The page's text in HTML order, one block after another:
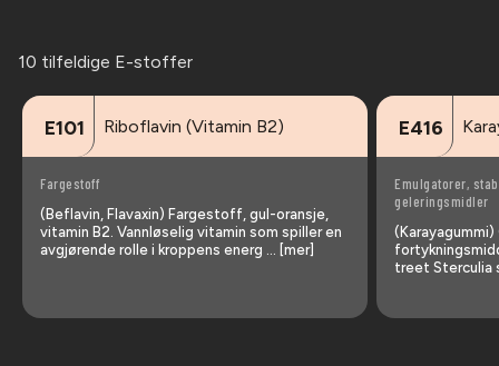
10 tilfeldige E-stoffer
E101 Riboflavin (Vitamin B2)
Fargestoff
(Beflavin, Flavaxin) Fargestoff, gul-oransje,
vitamin B2. Vannløselig vitamin som spiller en
avgjørende rolle i kroppens energ … [mer]
E416
Emulgatorer,
geleringsmidler
treet Sterculia